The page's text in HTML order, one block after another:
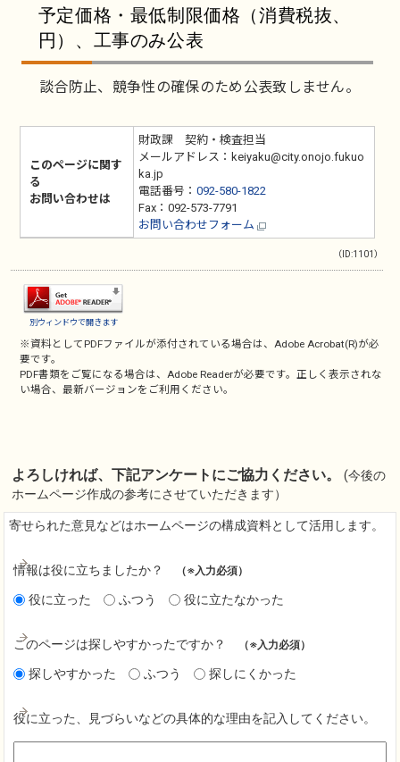
予定価格・最低制限価格（消費税抜、
円）、工事のみ公表
談合防止、競争性の確保のため公表致しません。
このページに関す
る
お問い合わせは
財政課 契約・検査担当
メールアドレス：keiyaku@city.onojo.fukuo
ka.jp
電話番号： 092-580-1822
Fax：092-573-7791
お問い合わせフォーム
（ID:1101）
別ウィンドウで開きます
※資料としてPDFファイルが添付されている場合は、Adobe Acrobat(R)が必
要です。
PDF書類をご覧になる場合は、Adobe Readerが必要です。正しく表示されな
い場合、最新バージョンをご利用ください。